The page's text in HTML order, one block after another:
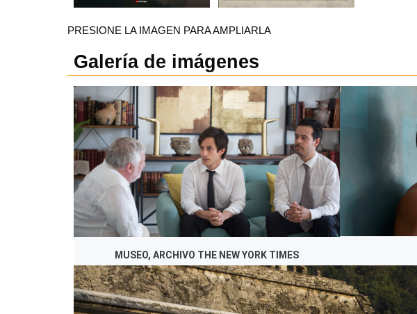
PRESIONE LA IMAGEN PARA AMPLIARLA
Galería de imágenes
MUSEO, ARCHIVO THE NEW YORK TIMES